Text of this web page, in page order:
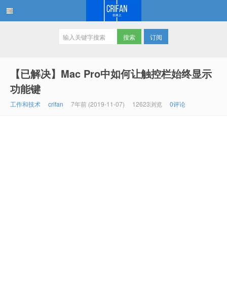
订阅
【已解决】Mac Pro中如何让触控栏始终显示
功能键
工作和技术 crifan 7年前 (2019-11-07) 12623浏览 0评论